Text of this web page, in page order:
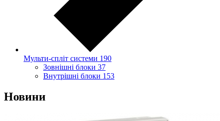
Мульти-спліт системи 190
Зовнішні блоки 37
Внутрішні блоки 153
Новини